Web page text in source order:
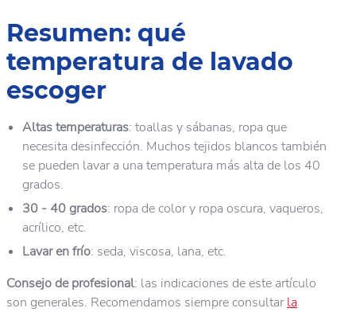
Resumen: qué
temperatura de lavado
escoger
Altas temperaturas: toallas y sábanas, ropa que
necesita desinfección. Muchos tejidos blancos también
se pueden lavar a una temperatura más alta de los 40
grados.
30 - 40 grados: ropa de color y ropa oscura, vaqueros,
acrílico, etc.
Lavar en frío: seda, viscosa, lana, etc.
Consejo de profesional: las indicaciones de este artículo
son generales. Recomendamos siempre consultarla